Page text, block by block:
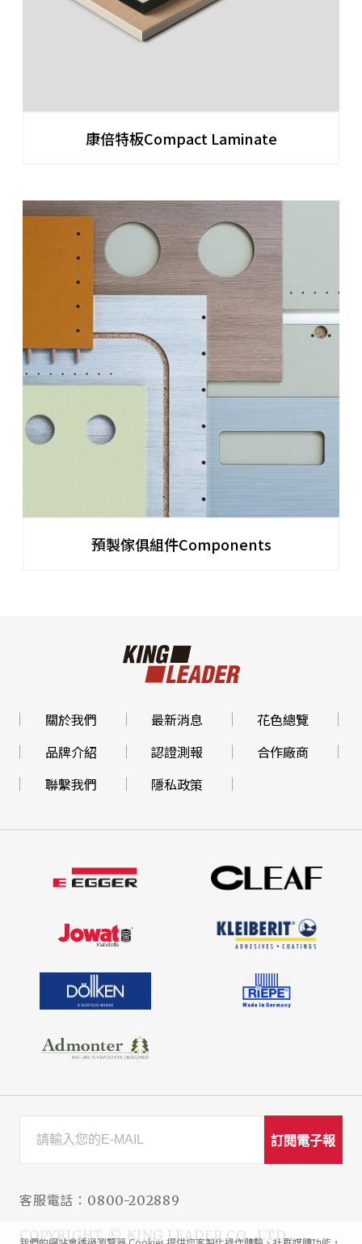
康倍特板Compact Laminate
預製傢俱組件Components
關於我們 最新消息
花色總覽
品牌介紹
認證測報
合作廠商
聯繫我們
隱私政策
訂閱電子報
客服電話： 0800-202889
COPYRIGHT © KING LEADER CO., LTD.